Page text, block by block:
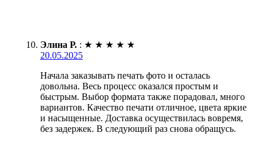
Элина Р. : ★ ★ ★ ★ ★
20.05.2025
Начала заказывать печать фото и осталась
довольна. Весь процесс оказался простым и
быстрым. Выбор формата также порадовал, много
вариантов. Качество печати отличное, цвета яркие
и насыщенные. Доставка осуществилась вовремя,
без задержек. В следующий раз снова обращусь.